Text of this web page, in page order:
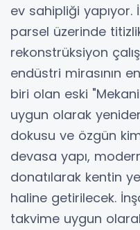
ev sahipliği yapıyor.
parsel üzerinde
rekonstrüksiyon
endüstri mirasının
biri olan eski
uygun olarak
dokusu ve özgün
devasa yapı,
donatılarak kentin
haline getirilecek.
takvime uygun